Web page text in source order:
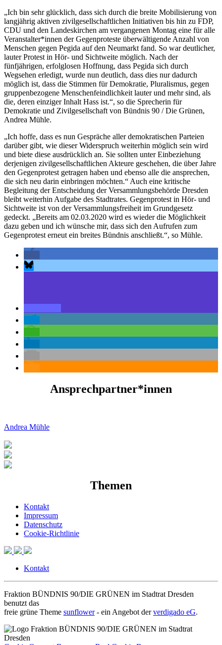
„Ich bin sehr glücklich, dass sich durch die breite Mobilisierung von
langjährig aktiven zivilgesellschaftlichen Initiativen bis hin zu FDP,
CDU und den Landeskirchen am vergangenen Montag eine für alle
Veranstalter*innen der Gegenproteste überwältigende Anzahl von
Menschen gegen Pegida auf den Neumarkt fand. So war deutlicher,
lauter Protest in Hör- und Sichtweite möglich. Nach der
fünfjährigen, erfolglosen Hoffnung, dass Pegida sich durch
Wegsehen erledigt, wurde nun deutlich, dass dies nur dadurch
möglich ist, dass die Stimmen für Demokratie, Pluralismus, gegen
gruppenbezogene Menschen­feindlichkeit lauter und mehr sind, als
die, deren einziger Inhalt Hass ist.“, so die Sprecherin für
Demokratie und Zivilgesellschaft von Bündnis 90 / Die Grünen,
Andrea Mühle.
„Ich hoffe, dass es nun Gespräche aller demokratischen Parteien
darüber gibt, wie dieser Widerspruch weiterhin möglich sein wird
und biete diese ausdrücklich an. Sie sollten unter Einbeziehung
derjenigen zivilgesellschaftlichen Akteure geschehen, die über Jahre
den Gegenprotest getragen haben und ebenso alle die ansprechen,
die sich neu darin einbringen möchten.“ Auch eine kritische
Begleitung der Entscheidung der Versammlungsbehörde Dresden
bleibt weiterhin Aufgabe des Stadtrates. Gegenprotest in Hör- und
Sichtweite ist von der Versammlungsfreiheit im Grundgesetz
gedeckt. „Bereits am 02.03.2020 wird es wieder die Möglichkeit
dazu geben und ich wünsche mir, dass sich den Aufrufen zum
Gegenprotest erneut ein breites Bündnis anschließt.“, so Mühle.
Ansprechpartner*innen
Andrea Mühle
Themen
Kontakt
Impressum
Datenschutz
Cookie-Richtlinie
Kontakt
Fraktion BÜNDNIS 90/DIE GRÜNEN im Stadtrat Dresden
benutzt das
freie grüne Theme sunflower‐ ein Angebot derverdigado eG.